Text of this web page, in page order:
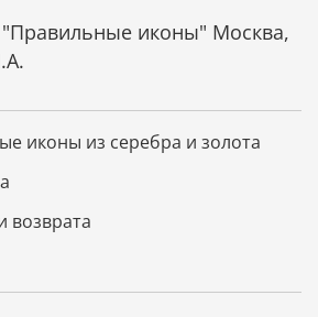
иконы из серебра и золота
возврата
иконы" Москва,